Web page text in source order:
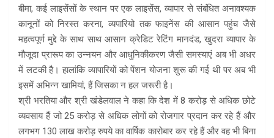
बीमा, कई लाइसेंसों के स्थान पर एक लाइसेंस, व्यापार से संबंधित अनावश्यक
कानूनों को निरस्त करना, व्यपारियो तक फाइनेंस की आसान पहुंच जैसे
महत्वपूर्ण मुद्दे के साथ साथ आसान क्रेडिट रेटिंग मानदंड, खुदरा व्यापार के
मौजूदा प्रारूप का उन्नयन और आधुनिकीकरण जैसी समस्याएं अब भी अधर
में लटकी है। हालांकि व्यापारियों को पेंशन योजना शुरू की गई थी पर अब भी
इसमें अभिन्न खामियां, हैं जिसका न हल जरूरी है।
श्री भरतिया और श्री खंडेलवाल ने कहा कि देश में 8 करोड़ से अधिक छोटे
व्यवसाय हैं जो 25 करोड़ से अधिक लोगों को रोजगार प्रदान कर रहे हैं और
लगभग 130 लाख करोड़ रुपये का वार्षिक कारोबार कर रहे हैं और वह भी बिना